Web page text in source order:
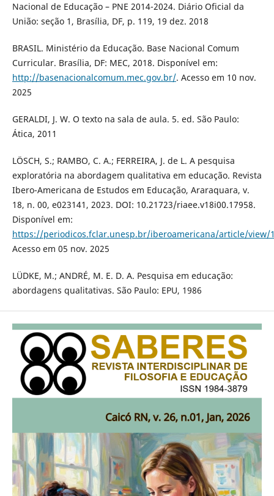
Nacional de Educação – PNE 2014-2024. Diário Oficial da
União: seção 1, Brasília, DF, p. 119, 19 dez. 2018
BRASIL. Ministério da Educação. Base Nacional Comum
Curricular. Brasília, DF: MEC, 2018. Disponível em:
http://basenacionalcomum.mec.gov.br/. Acesso em 10 nov.
2025
GERALDI, J. W. O texto na sala de aula. 5. ed. São Paulo:
Ática, 2011
LÖSCH, S.; RAMBO, C. A.; FERREIRA, J. de L. A pesquisa
exploratória na abordagem qualitativa em educação. Revista
Ibero-Americana de Estudos em Educação, Araraquara, v.
18, n. 00, e023141, 2023. DOI: 10.21723/riaee.v18i00.17958.
Disponível em:
https://periodicos.fclar.unesp.br/iberoamericana/article/view/
Acesso em 05 nov. 2025
LÜDKE, M.; ANDRÉ, M. E. D. A. Pesquisa em educação:
abordagens qualitativas. São Paulo: EPU, 1986